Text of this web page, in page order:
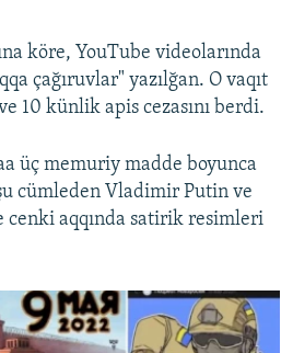
köre, YouTube videolarında
çağıruvlar" yazılğan. O vaqıt
10 künlik apis cezasını berdi.
üç memuriy madde boyunca
cümleden Vladimir Putin ve
cenki aqqında satirik resimleri